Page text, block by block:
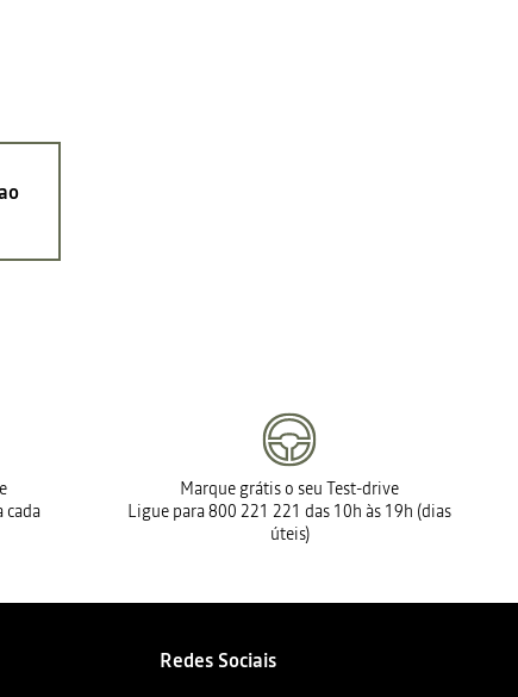
cada
Marque grátis o seu Test-drive
Ligue para 800 221 221 das 10h às 19h (dias
úteis)
Redes Sociais